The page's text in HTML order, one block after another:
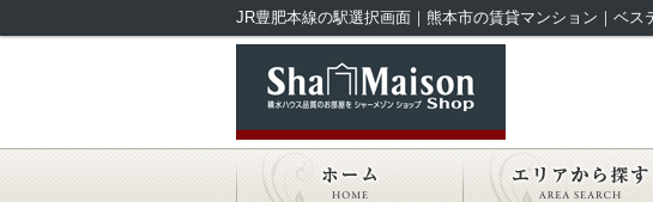
JR豊肥本線の駅選択画面｜熊本市の賃貸マンション｜ベス